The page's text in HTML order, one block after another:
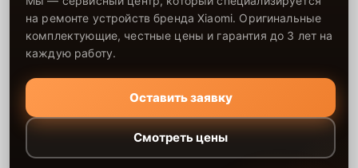
на ремонте устройств бренда Xiaomi. Оригинальные
комплектующие, честные цены и гарантия до 3 лет на
каждую работу.
Оставить заявку
Смотреть цены